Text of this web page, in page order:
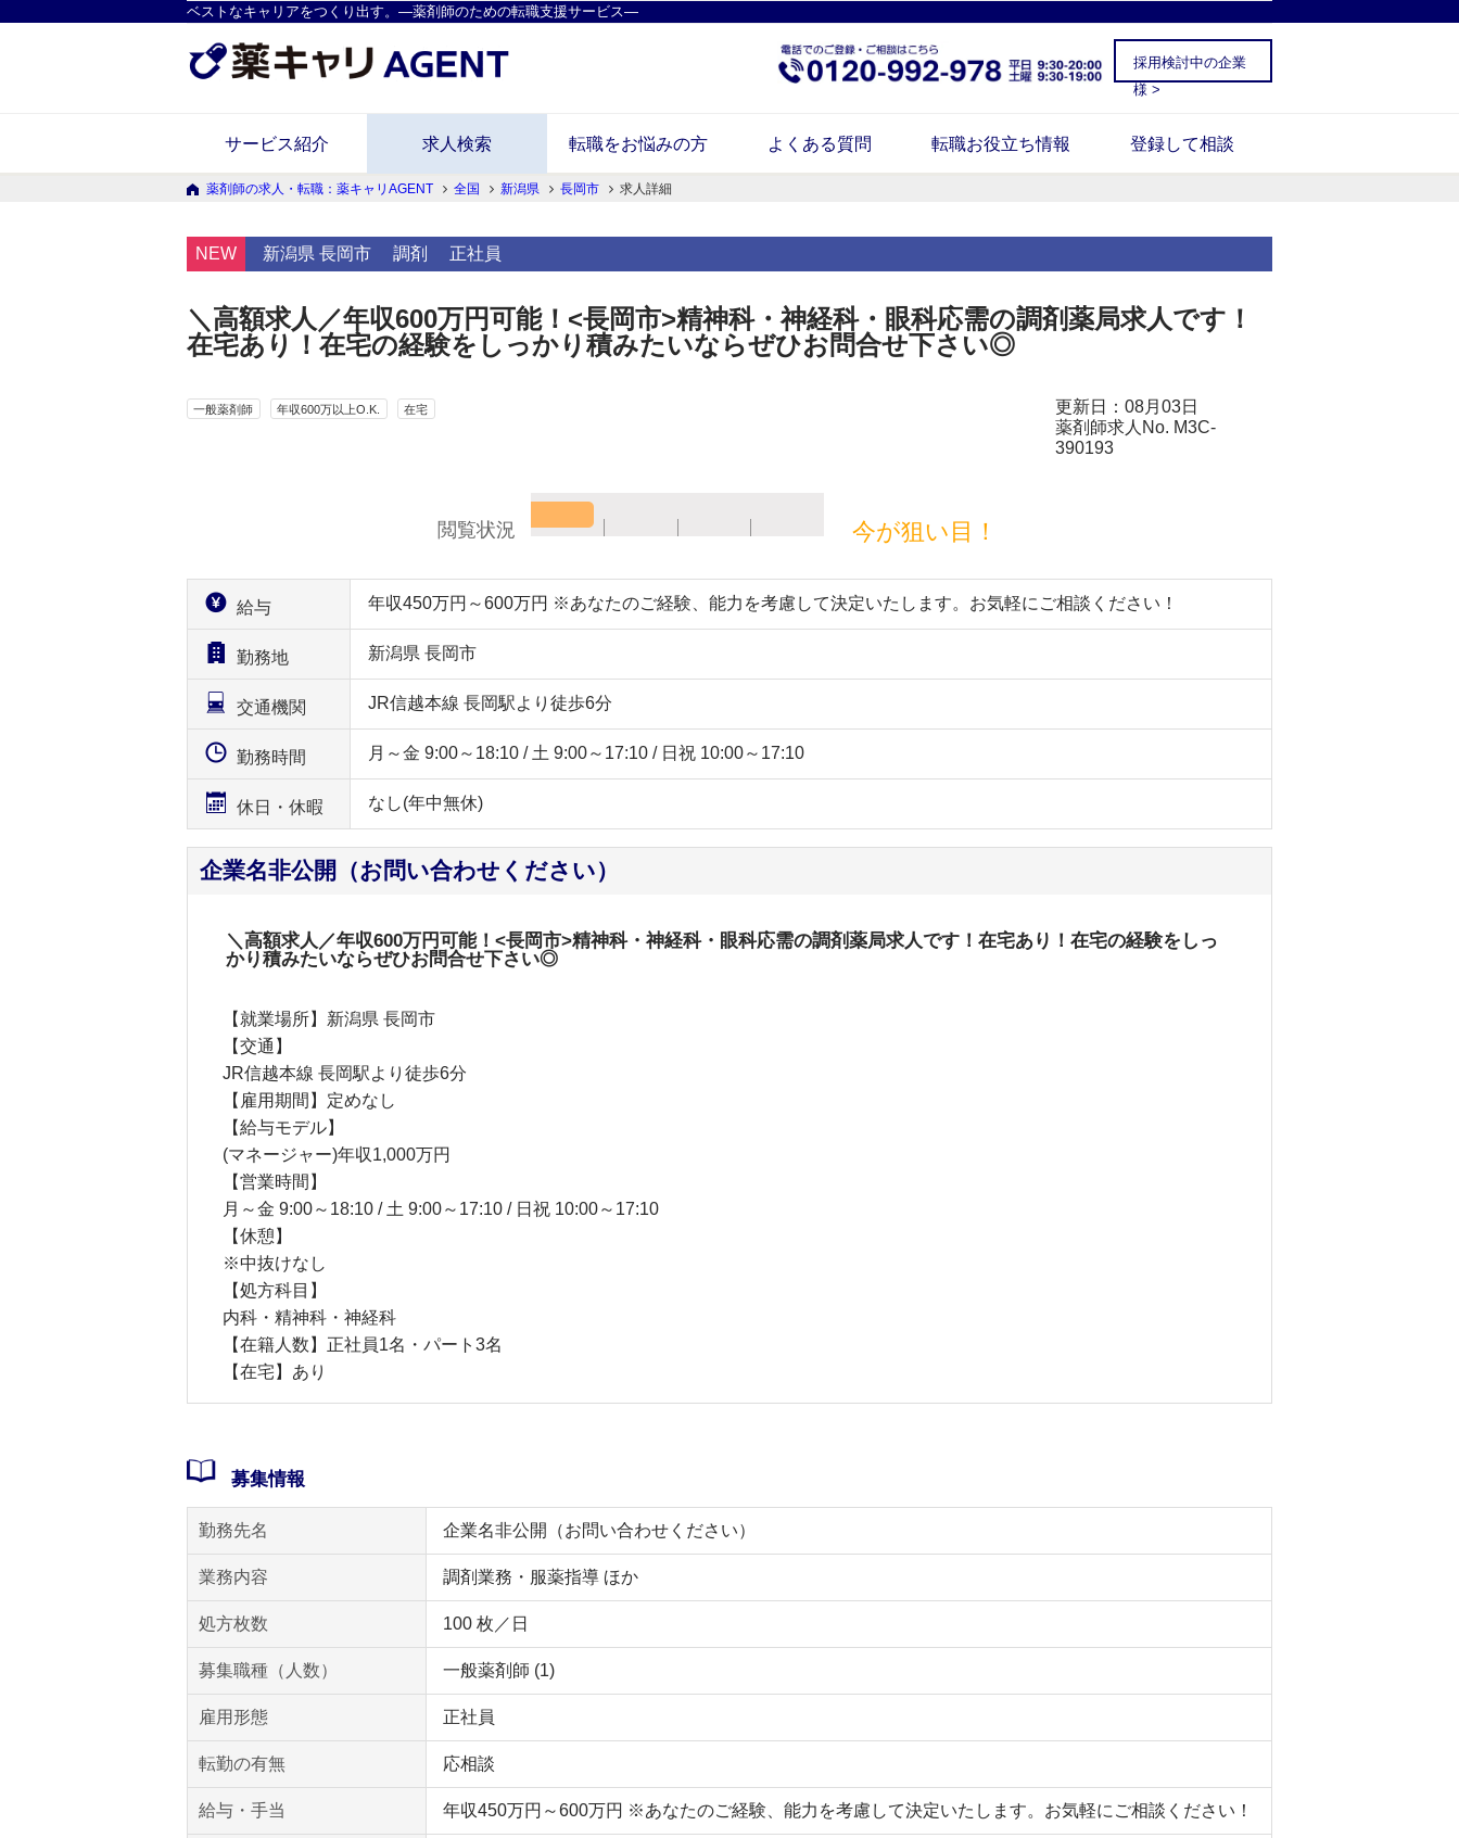
ベストなキャリアをつくり出す。―薬剤師のための転職支援サービス―
採用検討中の企業
様 >
サービス紹介 求人検索 転職をお悩みの方 よくある質問 転職お役立ち情報 登録して相談
薬剤師の求人・転職：薬キャリAGENT 全国 新潟県 長岡市 求人詳細
NEW 新潟県 長岡市 調剤 正社員
＼高額求人／年収600万円可能！<長岡市>精神科・神経科・眼科応需の調剤薬局求人です！
在宅あり！在宅の経験をしっかり積みたいならぜひお問合せ下さい◎
一般薬剤師 年収600万以上O.K. 在宅
更新日：08月03日
薬剤師求人No. M3C-
390193
閲覧状況 今が狙い目！
給与 年収450万円～600万円 ※あなたのご経験、能力を考慮して決定いたします。お気軽にご相談ください！
勤務地 新潟県 長岡市
交通機関 JR信越本線 長岡駅より徒歩6分
勤務時間 月～金 9:00～18:10 / 土 9:00～17:10 / 日祝 10:00～17:10
休日・休暇 なし(年中無休)
企業名非公開（お問い合わせください）
＼高額求人／年収600万円可能！<長岡市>精神科・神経科・眼科応需の調剤薬局求人です！在宅あり！在宅の経験をしっ
かり積みたいならぜひお問合せ下さい◎
【就業場所】新潟県 長岡市
【交通】
JR信越本線 長岡駅より徒歩6分
【雇用期間】定めなし
【給与モデル】
(マネージャー)年収1,000万円
【営業時間】
月～金 9:00～18:10 / 土 9:00～17:10 / 日祝 10:00～17:10
【休憩】
※中抜けなし
【処方科目】
内科・精神科・神経科
【在籍人数】正社員1名・パート3名
【在宅】あり
募集情報
勤務先名 企業名非公開（お問い合わせください）
業務内容 調剤業務・服薬指導 ほか
処方枚数 100 枚／日
募集職種（人数） 一般薬剤師 (1)
雇用形態 正社員
転勤の有無 応相談
給与・手当 年収450万円～600万円 ※あなたのご経験、能力を考慮して決定いたします。お気軽にご相談ください！